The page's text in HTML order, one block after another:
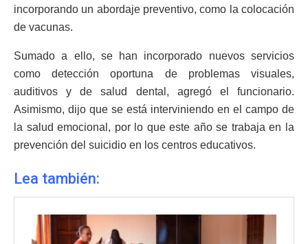
incorporando un abordaje preventivo, como la colocación
de vacunas.
Sumado a ello, se han incorporado nuevos servicios
como detección oportuna de problemas visuales,
auditivos y de salud dental, agregó el funcionario.
Asimismo, dijo que se está interviniendo en el campo de
la salud emocional, por lo que este año se trabaja en la
prevención del suicidio en los centros educativos.
Lea también: